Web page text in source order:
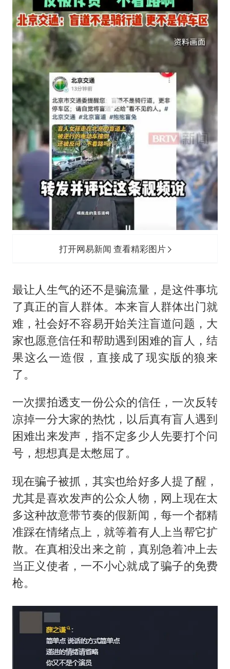
打开网易新闻 查看精彩图片
最让人生气的还不是骗流量，是这件事坑
了真正的盲人群体。本来盲人群体出门就
难，社会好不容易开始关注盲道问题，大
家也愿意信任和帮助遇到困难的盲人，结
果这么一造假，直接成了现实版的狼来
了。
一次摆拍透支一份公众的信任，一次反转
凉掉一分大家的热忱，以后真有盲人遇到
困难出来发声，指不定多少人先要打个问
号，想想真是太憋屈了。
现在骗子被抓，其实也给好多人提了醒，
尤其是喜欢发声的公众人物，网上现在太
多这种故意带节奏的假新闻，每一个都精
准踩在情绪点上，就等着有人上当帮它扩
散。在真相没出来之前，真别急着冲上去
当正义使者，一不小心就成了骗子的免费
枪。